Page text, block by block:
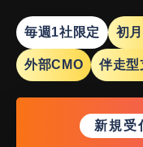
毎週1社限定 初
外部CMO 伴走型
新規受